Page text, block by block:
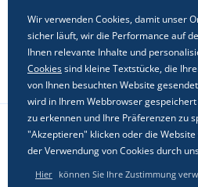
Folgen Sie uns in
Wir verwenden Cookies, damit unser
sicher läuft, wir die Performance auf
Ihnen relevante Inhalte und
Cookiessind kleine Textstücke, die
von Ihnen besuchten Website
wird in Ihrem Webbrowser
zu erkennen und Ihre Präferenzen zu
"Akzeptieren" klicken oder die
der Verwendung von Cookies durch
Hier können Sie Ihre Zustimmung